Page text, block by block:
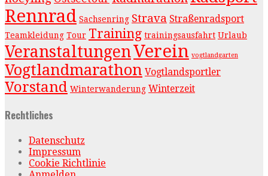
Rennrad Sachsenring Strava Straßenradsport
Teamkleidung Tour Training trainingsausfahrt Urlaub
VeranstaltungenVerein vogtlandgarten
Vogtlandmarathon Vogtlandsportler
Vorstand Winterwanderung Winterzeit
Rechtliches
Datenschutz
Impressum
Cookie Richtlinie